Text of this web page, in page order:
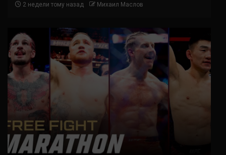
2 недели тому назад Михаил Маслов